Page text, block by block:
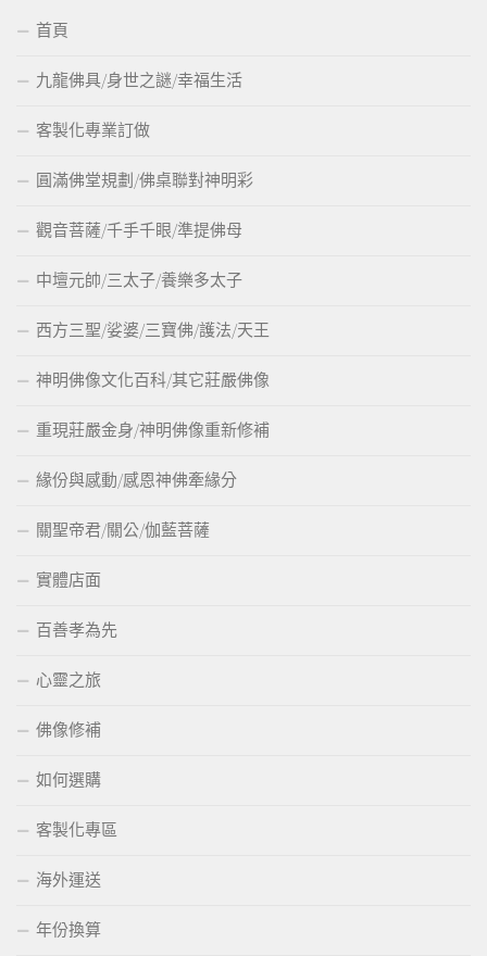
首頁
九龍佛具/身世之謎/幸福生活
客製化專業訂做
圓滿佛堂規劃/佛桌聯對神明彩
觀音菩薩/千手千眼/準提佛母
中壇元帥/三太子/養樂多太子
西方三聖/娑婆/三寶佛/護法/天王
神明佛像文化百科/其它莊嚴佛像
重現莊嚴金身/神明佛像重新修補
緣份與感動/感恩神佛牽緣分
關聖帝君/關公/伽藍菩薩
實體店面
百善孝為先
心靈之旅
佛像修補
如何選購
客製化專區
海外運送
年份換算